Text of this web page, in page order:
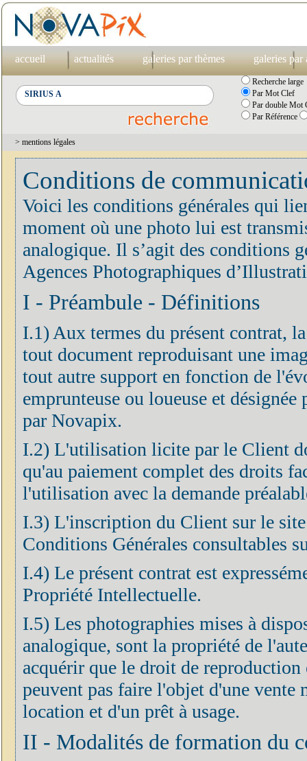
accueil actualités galeries par thèmes galeries par
Recherche large
Par Mot Clef
Par double Mot
Par Référence
> mentions légales
Conditions de
Voici les conditions générales qui
moment où une photo lui est
analogique. Il s’agit des conditions
Agences Photographiques
I - Préambule - Définitions
I.1) Aux termes du présent contrat,
tout document reproduisant une
tout autre support en fonction de
emprunteuse ou loueuse et
par Novapix.
I.2) L'utilisation licite par le Client
qu'au paiement complet des droits
l'utilisation avec la demande
I.3) L'inscription du Client sur le
Conditions Générales consultables
I.4) Le présent contrat est
Propriété Intellectuelle.
I.5) Les photographies mises à
analogique, sont la propriété de
acquérir que le droit de
peuvent pas faire l'objet d'une vente
location et d'un prêt à usage.
II - Modalités de formation du